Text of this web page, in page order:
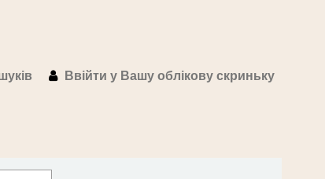
Ввійти у Вашу облікову скриньку